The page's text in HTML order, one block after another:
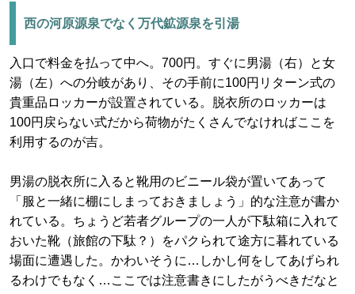
西の河原源泉でなく万代鉱源泉を引湯
入口で料金を払って中へ。700円。すぐに男湯（右）と女
湯（左）への分岐があり、その手前に100円リターン式の
貴重品ロッカーが設置されている。脱衣所のロッカーは
100円戻らない式だから荷物がたくさんでなければここを
利用するのが吉。
男湯の脱衣所に入ると靴用のビニール袋が置いてあって
「服と一緒に棚にしまっておきましょう」的な注意が書か
れている。ちょうど若者グループの一人が下駄箱に入れて
おいた靴（旅館の下駄？）をパクられて途方に暮れている
場面に遭遇した。かわいそうに…しかし何をしてあげられ
るわけでもなく…ここでは注意書きにしたがうべきだなと